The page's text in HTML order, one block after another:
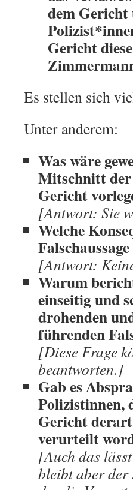
dem Gericht
Gericht
Es stellen sich
Unter anderem:
Was wäre
Mitschnitt der
Gericht
[Antwort: Sie
Welche
[Antwort:
Warum
einseitig und
drohenden
führenden
[Diese Frage
beantworten.]
Gab es
Polizistinnen,
Gericht
verurteilt
[Auch das
bleibt aber der